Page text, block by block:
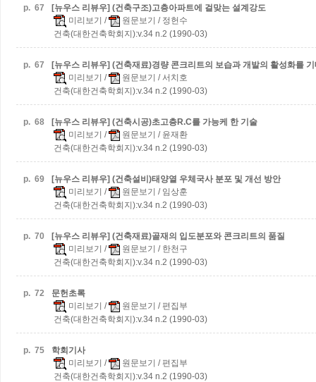
p. 67
[뉴우스 리뷰우] (건축구조)고층아파트에 걸맞는 설계강도
미리보기 / 원문보기 / 정헌수
건축(대한건축학회지):v.34 n.2 (1990-03)
p. 67
[뉴우스 리뷰우] (건축재료)경량 콘크리트의 보습과 개발의 활성화를
미리보기 / 원문보기 / 서치호
건축(대한건축학회지):v.34 n.2 (1990-03)
p. 68
[뉴우스 리뷰우] (건축시공)초고층R.C를 가능케 한 기술
미리보기 / 원문보기 / 윤재환
건축(대한건축학회지):v.34 n.2 (1990-03)
p. 69
[뉴우스 리뷰우] (건축설비)태양열 우체국사 분포 및 개선 방안
미리보기 / 원문보기 / 임상훈
건축(대한건축학회지):v.34 n.2 (1990-03)
p. 70
[뉴우스 리뷰우] (건축재료)골재의 입도분포와 콘크리트의 품질
미리보기 / 원문보기 / 한천구
건축(대한건축학회지):v.34 n.2 (1990-03)
p. 72
문헌초록
미리보기 / 원문보기 / 편집부
건축(대한건축학회지):v.34 n.2 (1990-03)
p. 75
학회기사
미리보기 / 원문보기 / 편집부
건축(대한건축학회지):v.34 n.2 (1990-03)